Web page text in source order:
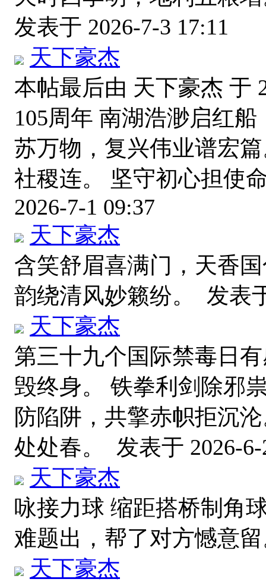
发表于 2026-7-3 17:11
天下豪杰
本帖最后由 天下豪杰 于
105周年 南湖浩渺启红
苏万物，复兴伟业谱宏
社稷连。 坚守初心担使
2026-7-1 09:37
天下豪杰
含笑舒眉喜满门，天香
韵绕清风妙籁纷。 发表
天下豪杰
第三十九个国际禁毒日
毁终身。 铁拳利剑除邪
防陷阱，共擎赤帜拒沉
处处春。 发表于 2026-6-
天下豪杰
咏接力球 缩距搭桥制角
难题出，帮了对方憾意
天下豪杰